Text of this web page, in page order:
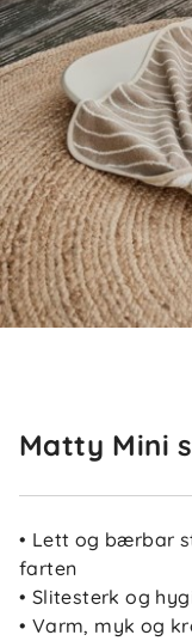
Matty Mini
• Lett og bærbar
farten
• Slitesterk og
• Varm, myk og